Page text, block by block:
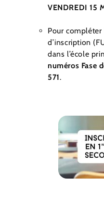
VENDREDI 15
Pour
d’inscription
dans l’école
numéros Fase
571.